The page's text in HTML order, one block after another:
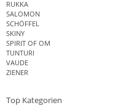
RUKKA
SALOMON
SCHÖFFEL
SKINY
SPIRIT OF OM
TUNTURI
VAUDE
ZIENER
Top Kategorien